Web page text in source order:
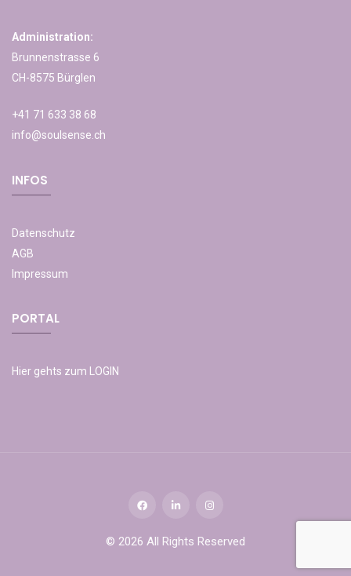
Administration:
Brunnenstrasse 6
CH-8575 Bürglen
+41 71 633 38 68
info@soulsense.ch
INFOS
Datenschutz
AGB
Impressum
PORTAL
Hier gehts zum LOGIN
© 2026 All Rights Reserved